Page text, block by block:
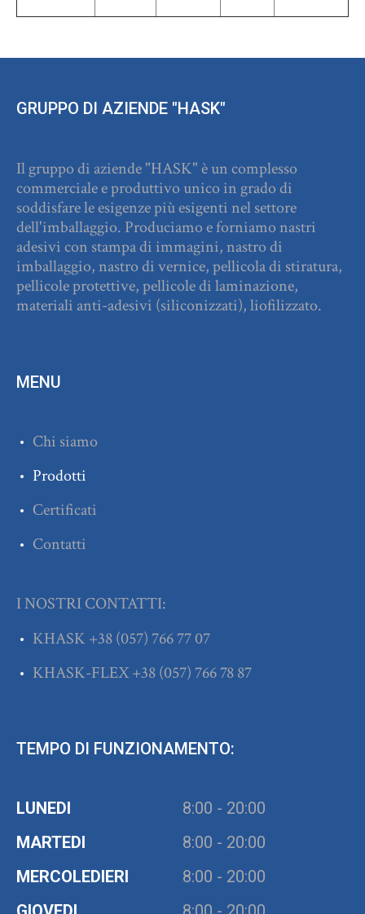
GRUPPO DI AZIENDE "HASK"
Il gruppo di aziende "HASK" è un complesso
commerciale e produttivo unico in grado di
soddisfare le esigenze più esigenti nel settore
dell'imballaggio. Produciamo e forniamo nastri
adesivi con stampa di immagini, nastro di
imballaggio, nastro di vernice, pellicola di stiratura,
pellicole protettive, pellicole di laminazione,
materiali anti-adesivi (siliconizzati), liofilizzato.
MENU
Chi siamo
Prodotti
Сertificati
Contatti
I NOSTRI CONTATTI:
KHASK+38(057) 766 77 07
KHASK-FLEX+38(057) 766 78 87
TEMPO DI FUNZIONAMENTO:
LUNEDI
8:00 - 20:00
MARTEDI
8:00 - 20:00
MERCOLEDIERI
8:00 - 20:00